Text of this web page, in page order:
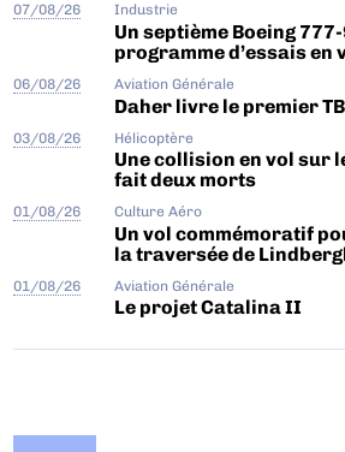
07/08/26 Industrie
Un septième Boeing
programme d’essais en
06/08/26 Aviation Générale
Daher livre le premier
03/08/26 Hélicoptère
Une collision en vol sur
fait deux morts
01/08/26 Culture Aéro
Un vol commémoratif
la traversée de
01/08/26 Aviation Générale
Le projet Catalina II